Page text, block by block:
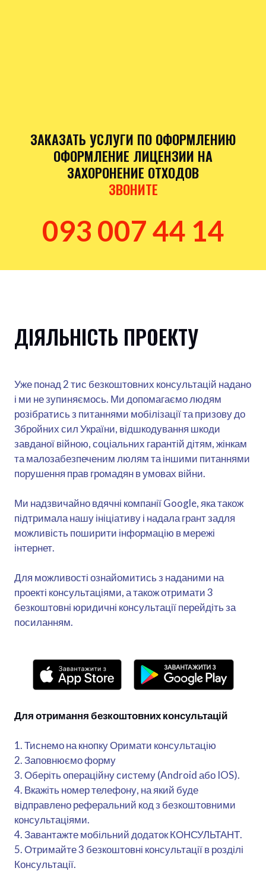
ЗАКАЗАТЬ УСЛУГИ ПО ОФОРМЛЕНИЮ
ОФОРМЛЕНИЕ ЛИЦЕНЗИИ НА
ЗАХОРОНЕНИЕ ОТХОДОВ
ЗВОНИТЕ
093 007 44 14
ДІЯЛЬНІСТЬ ПРОЕКТУ
Уже понад 2 тис безкоштовних консультацій надано
і ми не зупиняємось. Ми допомагаємо людям
розібратись з питаннями мобілізації та призову до
Збройних сил України, відшкодування шкоди
завданої війною, соціальних гарантій дітям, жінкам
та малозабезпеченим люлям та іншими питаннями
порушення прав громадян в умовах війни.
Ми надзвичайно вдячні компанії Google, яка також
підтримала нашу ініціативу і надала грант задля
можливість поширити інформацію в мережі
інтернет.
Для можливості ознайомитись з наданими на
проекті консультаціями, а також отримати 3
безкоштовні юридичні консультації перейдіть за
посиланням.
Для отримання безкоштовних консультацій
1. Тиснемо на кнопку Оримати консультацію
2. Заповнюємо форму
3. Оберіть операційну систему (Android або IOS).
4. Вкажіть номер телефону, на який буде
відправлено реферальний код з безкоштовними
консультаціями.
4. Завантажте мобільний додаток КОНСУЛЬТАНТ.
5. Отримайте 3 безкоштовні консультації в розділі
Консультації.